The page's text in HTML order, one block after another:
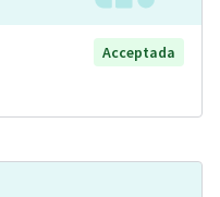
Acceptada